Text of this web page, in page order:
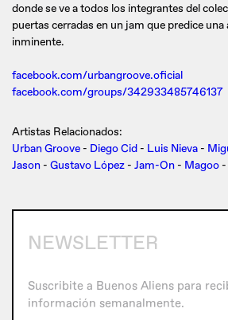
donde se ve a todos los integrantes del
puertas cerradas en un jam que predice una
inminente.
facebook.com/urbangroove.oficial
facebook.com/groups/342933485746137
Artistas Relacionados:
Urban Groove - Diego Cid - Luis Nieva -
Jason - Gustavo López - Jam-On - Magoo -
NEWSLETTER
Suscribite a Buenos Aliens para
información semanalmente.